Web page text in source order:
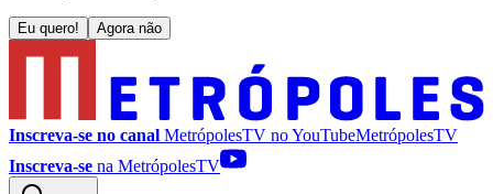
Eu quero! Agora não
Inscreva-se no canal MetrópolesTV noYouTubeMetrópolesTV
Inscreva-se na MetrópolesTV